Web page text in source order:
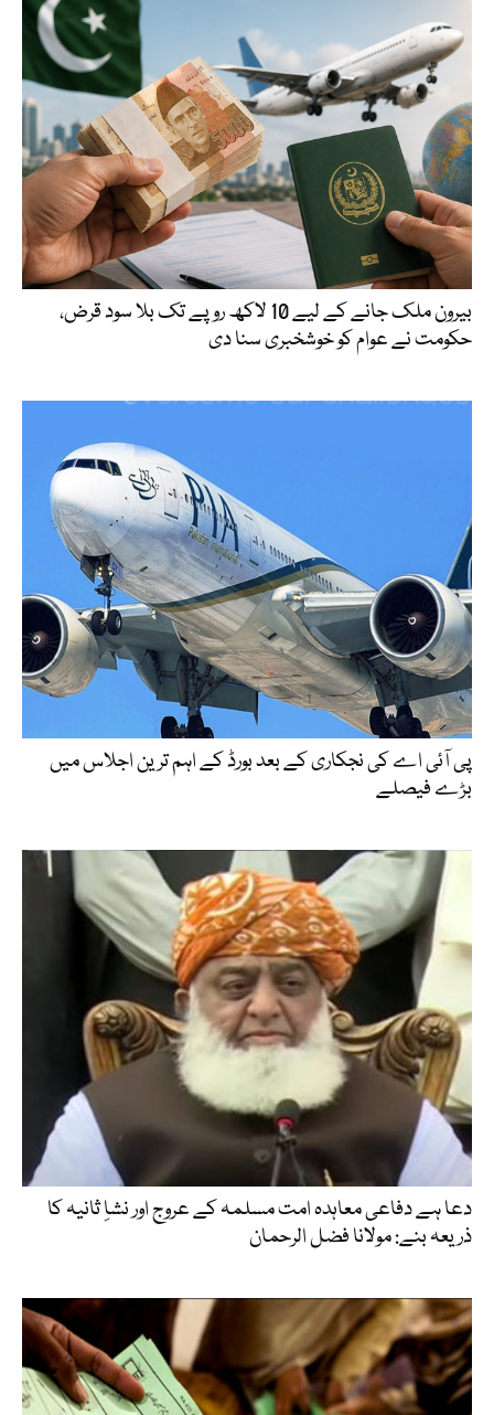
بیرون ملک جانے کے لیے 10 لاکھ روپے تک بلا سود قرض،
حکومت نے عوام کو خوشخبری سنا دی
پی آئی اے کی نجکاری کے بعد بورڈ کے اہم ترین اجلاس میں
بڑے فیصلے
دعا ہے دفاعی معاہدہ امت مسلمہ کے عروج اور نشاِ ثانیہ کا
ذریعہ بنے: مولانا فضل الرحمان